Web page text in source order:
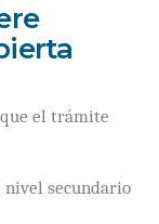
que el trámite
secundario